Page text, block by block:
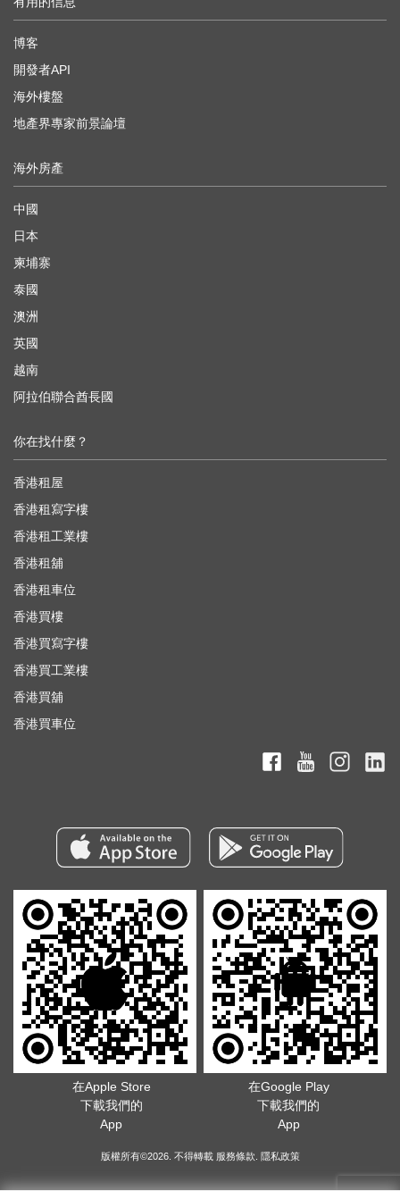
博客
開發者API
海外樓盤
地產界專家前景論壇
海外房產
中國
日本
柬埔寨
泰國
澳洲
英國
越南
阿拉伯聯合酋長國
你在找什麼？
香港租屋
香港租寫字樓
香港租工業樓
香港租舖
香港租車位
香港買樓
香港買寫字樓
香港買工業樓
香港買舖
香港買車位
在Apple Store
下載我們的
App
在Google Play
下載我們的
App
版權所有©2026. 不得轉載 服務條款 隱私政策